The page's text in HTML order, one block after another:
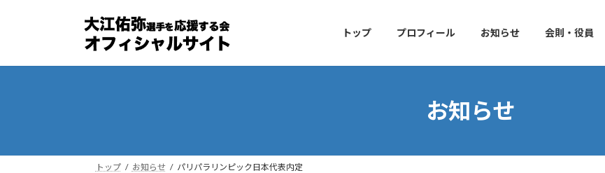
プ
動
トップ プロフィール お知らせ 会則・役員
お知らせ
トップ お知らせ パリパラリンピック日本代表内定